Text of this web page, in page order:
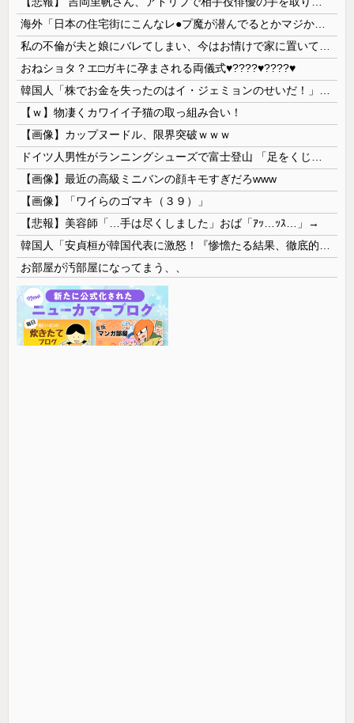
おねショタ？エ□ガキに孕まされる両儀式♥️????♥️????♥️
【ｗ】物凄くカワイイ子猫の取っ組み合い！
【画像】カップヌードル、限界突破ｗｗｗ
【画像】最近の高級ミニバンの顔キモすぎだろwww
【画像】「ワイらのゴマキ（３９）」
【悲報】美容師「…手は尽くしました」おば「ｱｯ…ｯｽ…」→
お部屋が汚部屋になってまう、、